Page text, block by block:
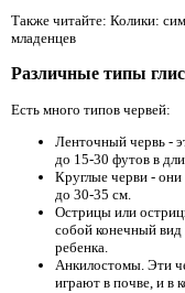
Также читайте: Колики:
младенцев
Различные типы
Есть много типов червей:
Ленточный червь -
до 15-30 футов в
Круглые черви -
до 30-35 см.
Острицы или
собой конечный
ребенка.
Анкилостомы. Эти
играют в почве, и в